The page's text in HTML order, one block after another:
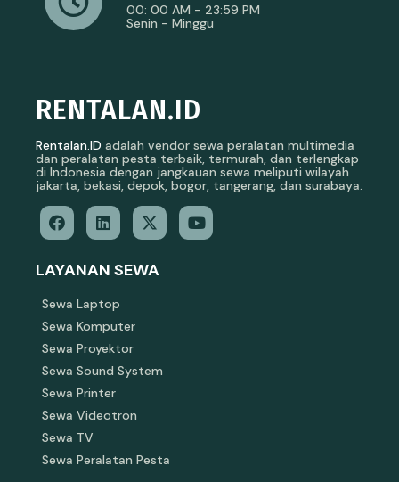
00: 00 AM - 23:59 PM
Senin - Minggu
RENTALAN.ID
Rentalan.ID adalah vendor sewa peralatan multimedia
dan peralatan pesta terbaik, termurah, dan terlengkap
di Indonesia dengan jangkauan sewa meliputi wilayah
jakarta, bekasi, depok, bogor, tangerang, dan surabaya.
LAYANAN SEWA
Sewa Laptop
Sewa Komputer
Sewa Proyektor
Sewa Sound System
Sewa Printer
Sewa Videotron
Sewa TV
Sewa Peralatan Pesta